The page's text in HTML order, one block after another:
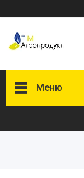
Меню